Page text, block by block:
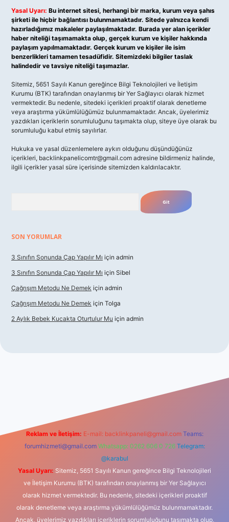
Yasal Uyarı: Bu internet sitesi, herhangi bir marka, kurum veya şahıs
şirketi ile hiçbir bağlantısı bulunmamaktadır. Sitede yalnızca kendi
hazırladığımız makaleler paylaşılmaktadır. Burada yer alan içerikler
haber niteliği taşımamakta olup, gerçek kurum ve kişiler hakkında
paylaşım yapılmamaktadır. Gerçek kurum ve kişiler ile isim
benzerlikleri tamamen tesadüfidir. Sitemizdeki bilgiler taslak
halindedir ve tavsiye niteliği taşımazlar.
Sitemiz, 5651 Sayılı Kanun gereğince Bilgi Teknolojileri ve İletişim
Kurumu (BTK) tarafından onaylanmış bir Yer Sağlayıcı olarak hizmet
vermektedir. Bu nedenle, sitedeki içerikleri proaktif olarak denetleme
veya araştırma yükümlülüğümüz bulunmamaktadır. Ancak, üyelerimiz
yazdıkları içeriklerin sorumluluğunu taşımakta olup, siteye üye olarak bu
sorumluluğu kabul etmiş sayılırlar.
Hukuka ve yasal düzenlemelere aykırı olduğunu düşündüğünüz
içerikleri, backlinkpanelicomtr@gmail.com adresine bildirmeniz halinde,
ilgili içerikler yasal süre içerisinde sitemizden kaldırılacaktır.
SON YORUMLAR
3 Sınıfın Sonunda Çap Yapılır Mı için admin
3 Sınıfın Sonunda Çap Yapılır Mı için Sibel
Çağrışım Metodu Ne Demek için admin
Çağrışım Metodu Ne Demek için Tolga
2 Aylık Bebek Kucakta Oturtulur Mu için admin
Reklam ve İletişim: E-mail: backlinkpaneli@gmail.com Teams:
forumhizmeti@gmail.com Whatsapp: 0262 606 0 726 Telegram:
@karabul
Yasal Uyarı: Sitemiz, 5651 Sayılı Kanun gereğince Bilgi Teknolojileri
ve İletişim Kurumu (BTK) tarafından onaylanmış bir Yer Sağlayıcı
olarak hizmet vermektedir. Bu nedenle, sitedeki içerikleri proaktif
olarak denetleme veya araştırma yükümlülüğümüz bulunmamaktadır.
Ancak, üyelerimiz yazdıkları içeriklerin sorumluluğunu taşımakta olup,